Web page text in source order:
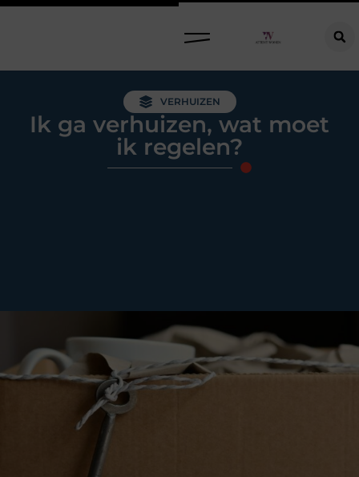
VERHUIZEN
Ik ga verhuizen, wat moet
ik regelen?